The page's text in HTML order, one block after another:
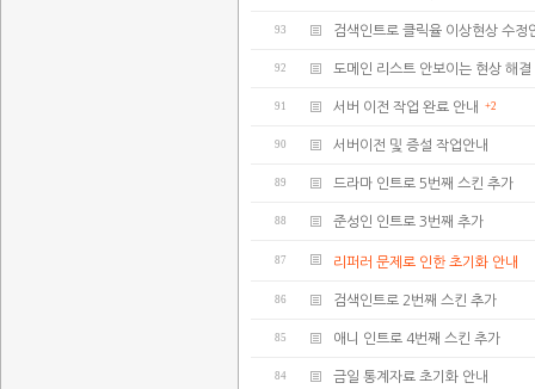
93 검색인트로 클릭율 이상현상 수정
92 도메인 리스트 안보이는 현상 해결
91 서버 이전 작업 완료 안내 +2
90 서버이전 및 증설 작업안내
89 드라마 인트로 5번째 스킨 추가
88 준성인 인트로 3번째 추가
87 리퍼러 문제로 인한 초기화 안내
86 검색인트로 2번째 스킨 추가
85 애니 인트로 4번째 스킨 추가
84 금일 통계자료 초기화 안내